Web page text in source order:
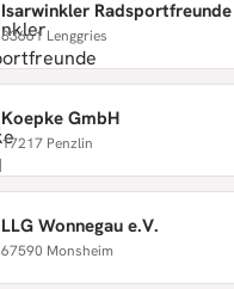
Isarwinkler Radsportfreunde
83661 Lenggries
Koepke GmbH
17217 Penzlin
LLG Wonnegau e.V.
67590 Monsheim